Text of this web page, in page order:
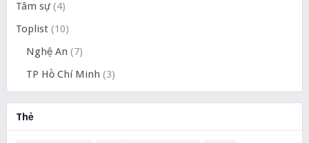
Tâm sự(4)
Toplist(10)
Nghệ An (7)
TP Hồ Chí Minh (3)
Thẻ